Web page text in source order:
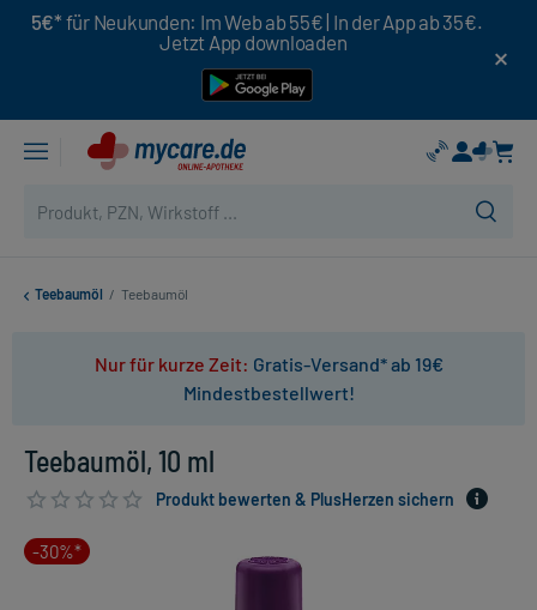
5€* für Neukunden: Im Web ab 55€ | In der App ab 35€.
Jetzt App downloaden
Teebaumöl / Teebaumöl
Nur für kurze Zeit: Gratis-Versand* ab 19€
Mindestbestellwert!
Teebaumöl, 10 ml
Produkt bewerten & PlusHerzen sichern
-30%*